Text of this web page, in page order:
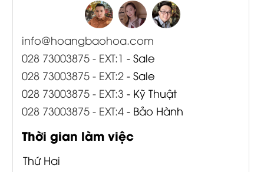
info@hoangbaohoa.com
028 73003875 - EXT:1 - Sale
028 73003875 - EXT:2- Sale
028 73003875 - EXT:3 - Kỹ Thuật
028 73003875 - EXT:4- Bảo Hành
Thời gian làm việc
Thứ Hai